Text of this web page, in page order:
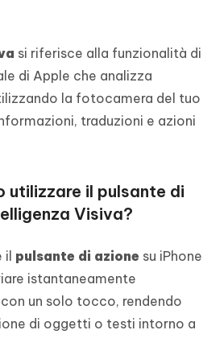
si riferisce alla funzionalità di
di Apple che analizza
la fotocamera del tuo
traduzioni e azioni
utilizzare il pulsante di
Visiva?
pulsante di azione su iPhone
istantaneamente
un solo tocco, rendendo
di oggetti o testi intorno a